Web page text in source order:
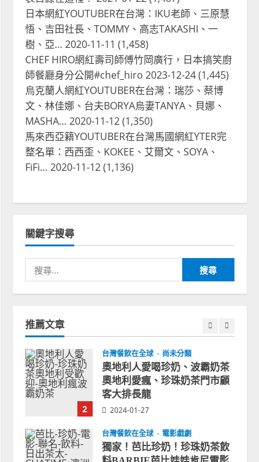
日本網紅YOUTUBER在台灣：IKU老師、三原慧
悟、吉田社長、TOMMY、高志TAKASHI、一
樹、亞… 2020-11-11 (1,458)
CHEF HIRO網紅壽司師傅竹岡廣行，日本搞笑廚
師餐廳身分公開#chef_hiro 2023-12-24(1,445)
烏克蘭人網紅YOUTUBER在台灣：瑞莎、蔡博
文、林佳娜、台夫BORYA烏妻TANYA、貝娜、
MASHA… 2020-11-12(1,350)
馬來西亞籍YOUTUBER在台灣馬國網紅YTER完
整名單：西西歪、KOKEE、艾爾文、SOYA、
FiFi… 2020-11-12(1,136)
關鍵字搜尋
尋
關
字:
推薦文章
3
CHATIME澳洲限定活動
2023-08-03
4
台灣餐飲在全球
波蘭人愛喝珍奶！珍珠奶茶店
在波蘭受歡迎，波霸奶茶門市
顧客大排長龍，網紅宣傳華沙
珍奶店人潮多
2023-07-15
5
台灣餐飲在全球
美國人愛鼎泰豐小籠包！美國
人吃鼎泰豐受歡迎台灣米其林
餐廳！加州賭城西雅圖分店排
隊人潮影片盤點
1
3
台灣餐飲在全球
電影戲劇
獨家！芭比珍奶！珍珠奶茶飲
料BARBIE芭比娃娃肯尼電影
聯名網友官方影片！日出茶太
CHATIME澳洲限定活動
台灣餐飲在全球
波蘭人愛喝珍奶！珍珠奶茶店